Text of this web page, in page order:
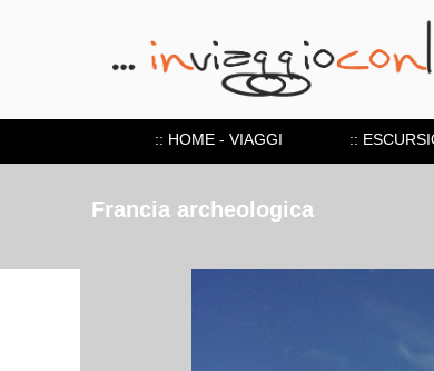
:: HOME - VIAGGI ::
Francia archeologica